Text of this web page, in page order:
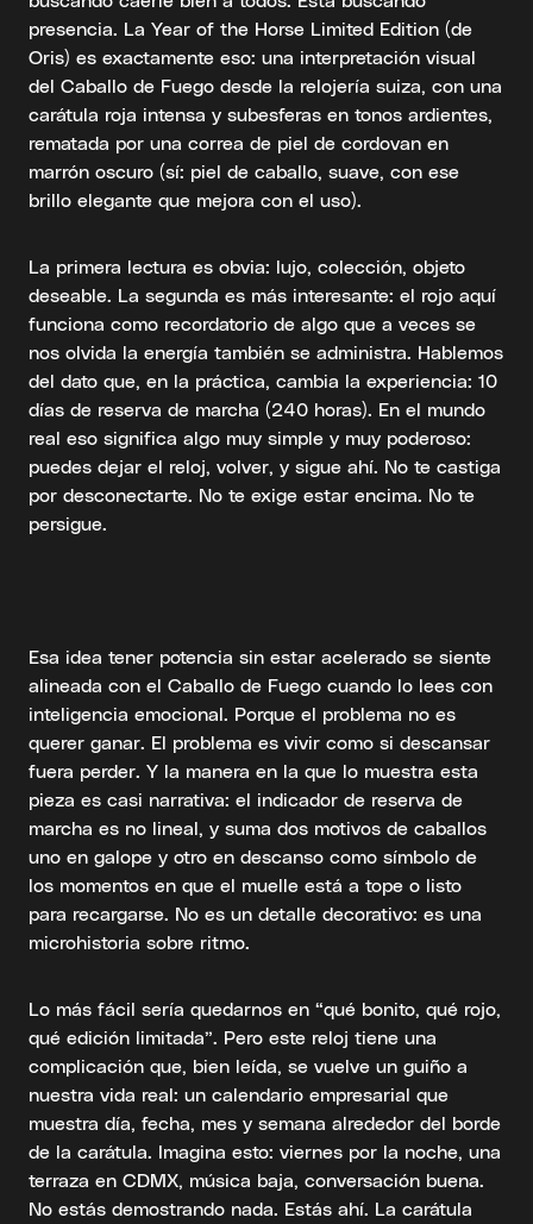
presencia. La Year of the Horse Limited Edition (de
Oris) es exactamente eso: una interpretación visual
del Caballo de Fuego desde la relojería suiza, con una
carátula roja intensa y subesferas en tonos ardientes,
rematada por una correa de piel de cordovan en
marrón oscuro (sí: piel de caballo, suave, con ese
brillo elegante que mejora con el uso).
La primera lectura es obvia: lujo, colección, objeto
deseable. La segunda es más interesante: el rojo aquí
funciona como recordatorio de algo que a veces se
nos olvida la energía también se administra. Hablemos
del dato que, en la práctica, cambia la experiencia: 10
días de reserva de marcha (240 horas). En el mundo
real eso significa algo muy simple y muy poderoso:
puedes dejar el reloj, volver, y sigue ahí. No te castiga
por desconectarte. No te exige estar encima. No te
persigue.
Esa idea tener potencia sin estar acelerado se siente
alineada con el Caballo de Fuego cuando lo lees con
inteligencia emocional. Porque el problema no es
querer ganar. El problema es vivir como si descansar
fuera perder. Y la manera en la que lo muestra esta
pieza es casi narrativa: el indicador de reserva de
marcha es no lineal, y suma dos motivos de caballos
uno en galope y otro en descanso como símbolo de
los momentos en que el muelle está a tope o listo
para recargarse. No es un detalle decorativo: es una
microhistoria sobre ritmo.
Lo más fácil sería quedarnos en “qué bonito, qué rojo,
qué edición limitada”. Pero este reloj tiene una
complicación que, bien leída, se vuelve un guiño a
nuestra vida real: un calendario empresarial que
muestra día, fecha, mes y semana alrededor del borde
de la carátula. Imagina esto: viernes por la noche, una
terraza en CDMX, música baja, conversación buena.
No estás demostrando nada. Estás ahí. La carátula